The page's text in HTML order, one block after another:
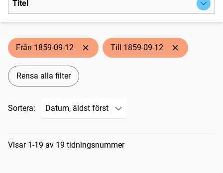
Titel
Från 1859-09-12 Till 1859-09-12
Rensa alla filter
Sortera:
Sökresultat
Visar 1-19 av 19 tidningsnummer